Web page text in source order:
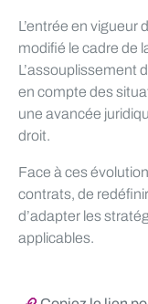
L’entrée en vigueur
modifié le cadre de
L’assouplissement
en compte des
une avancée
droit.
Face à ces
contrats, de
d’adapter les
applicables.